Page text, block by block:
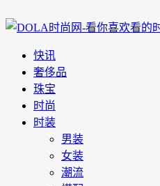
快讯
奢侈品
珠宝
时尚
时装
男装
女装
潮流